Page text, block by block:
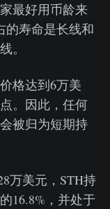
最好用币龄来
的寿命是长线和
。
格达到6万美
。因此，任何
被归为短期持
万美元，STH持
16.8%，并处于